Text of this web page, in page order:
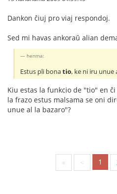
Dankon ĉiuj pro viaj respondoj.
Sed mi havas ankoraŭ alian
henma:
Estus pli bonatio, ke ni iru unue
Kiu estas la funkcio de "tio" en
la frazo estus malsama se oni
unue al la bazaro"?
« < 1